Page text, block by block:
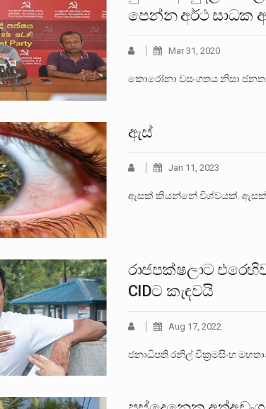
පෙන්න අර්ථ සාධක
Mar 31, 2020
කොරෝනා වසංගතය නිසා
ඇස්
Jan 11, 2023
ඇසක් කියන්නේ විශ්වයක්. ඇසක්
රාජපක්ෂලාට
CIDට කැඳවයි
Aug 17, 2022
ජනාධිපති රනිල් වික්‍රමසිංහ